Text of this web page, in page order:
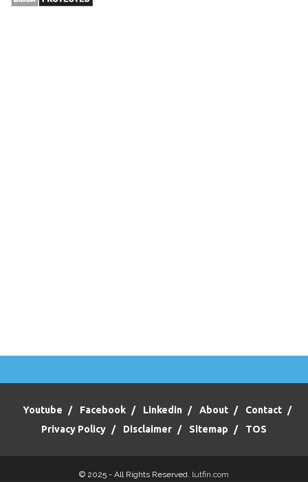
Youtube Facebook Linkedin About
Contact
Privacy Policy
Disclaimer Sitemap TOS
© 2025 - All Rights Reserved. lutfin.com